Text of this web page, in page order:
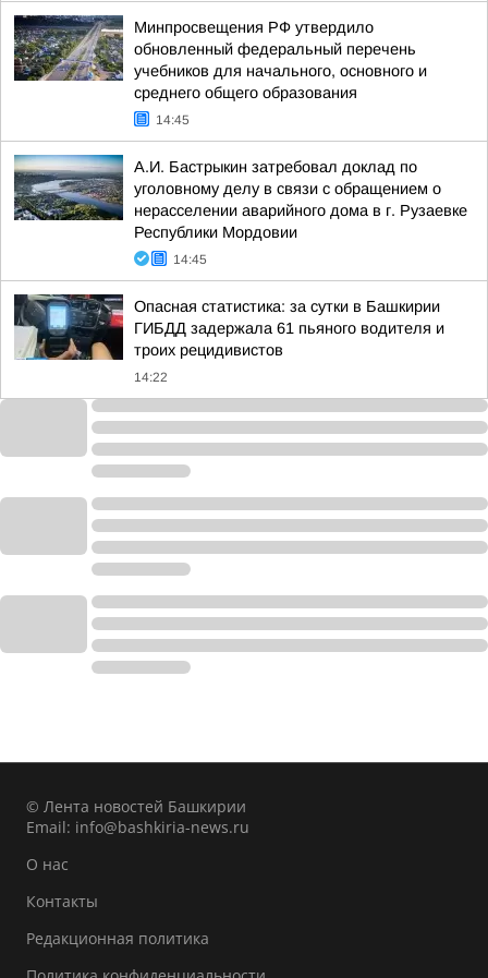
Минпросвещения РФ утвердило
обновленный федеральный перечень
учебников для начального, основного и
среднего общего образования
14:45
А.И. Бастрыкин затребовал доклад по
уголовному делу в связи с обращением о
нерасселении аварийного дома в г. Рузаевке
Республики Мордовии
14:45
Опасная статистика: за сутки в Башкирии
ГИБДД задержала 61 пьяного водителя и
троих рецидивистов
14:22
© Лента новостей Башкирии
Email: info@bashkiria-news.ru
О нас
Контакты
Редакционная политика